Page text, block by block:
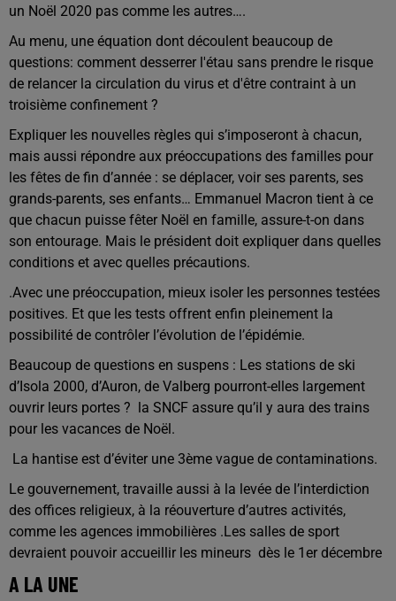
un Noël 2020 pas comme les autres….
Au menu, une équation dont découlent beaucoup de
questions: comment desserrer l'étau sans prendre le risque
de relancer la circulation du virus et d'être contraint à un
troisième confinement ?
Expliquer les nouvelles règles qui s’imposeront à chacun,
mais aussi répondre aux préoccupations des familles pour
les fêtes de fin d’année : se déplacer, voir ses parents, ses
grands-parents, ses enfants… Emmanuel Macron tient à ce
que chacun puisse fêter Noël en famille, assure-t-on dans
son entourage. Mais le président doit expliquer dans quelles
conditions et avec quelles précautions.
.Avec une préoccupation, mieux isoler les personnes testées
positives. Et que les tests offrent enfin pleinement la
possibilité de contrôler l’évolution de l’épidémie.
Beaucoup de questions en suspens : Les stations de ski
d’Isola 2000, d’Auron, de Valberg pourront-elles largement
ouvrir leurs portes ? la SNCF assure qu’il y aura des trains
pour les vacances de Noël.
La hantise est d’éviter une 3ème vague de contaminations.
Le gouvernement, travaille aussi à la levée de l’interdiction
des offices religieux, à la réouverture d’autres activités,
comme les agences immobilières .Les salles de sport
devraient pouvoir accueillir les mineurs dès le 1er décembre
A LA UNE